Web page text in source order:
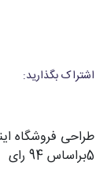
اشتراک بگذارید:
طراحی فروشگاه
5براساس94 رای